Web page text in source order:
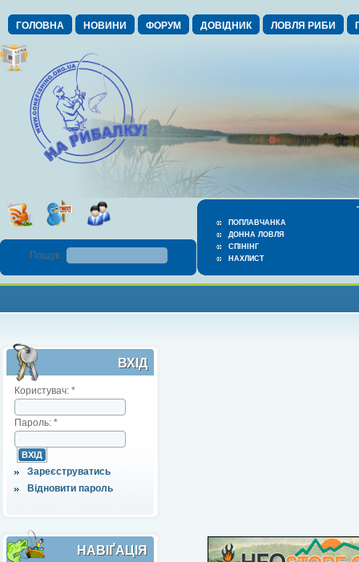
ГОЛОВНА НОВИНИ ФОРУМ ДОВІДНИК ЛОВЛЯ РИБИ
ПОПЛАВЧАНКА
ДОННА ЛОВЛЯ
СПІНІНГ
НАХЛИСТ
Пошук :
ВХІД
Користувач: *
Пароль: *
Зареєструватись
Відновити пароль
НАВІҐАЦІЯ